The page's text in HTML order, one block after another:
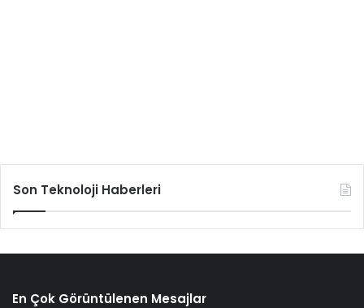
Son Teknoloji Haberleri
En Çok Görüntülenen Mesajlar